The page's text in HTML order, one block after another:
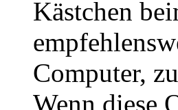
Kästchen
Computer,
Wenn diese